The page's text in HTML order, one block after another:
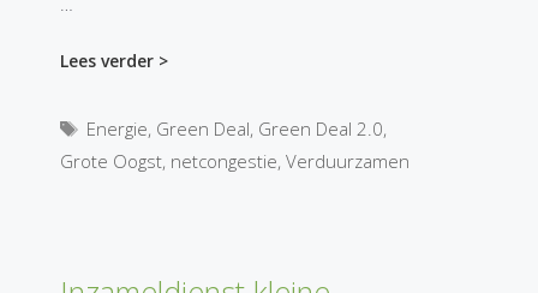
Lees verder >
Tags
Energie, Green Deal, Green Deal 2.0,
Grote Oogst, netcongestie, Verduurzamen